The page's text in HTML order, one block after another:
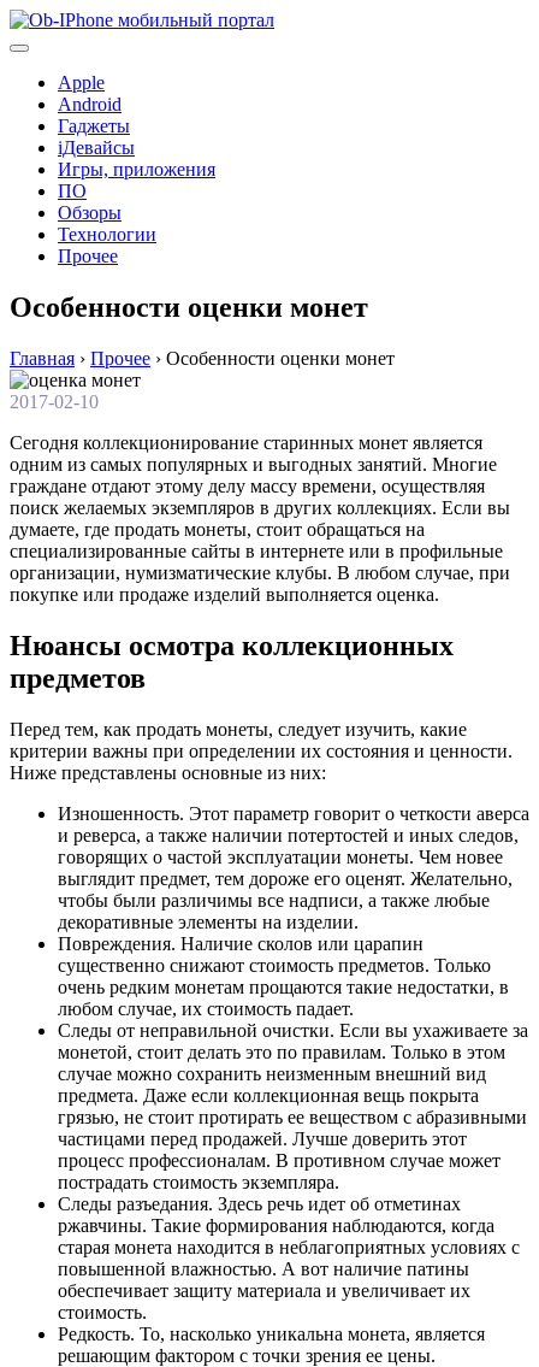
Перейти
к
Apple
Android
Гаджеты
iДевайсы
Игры, приложения
ПО
Обзоры
Технологии
Прочее
Особенности оценки монет
Главная › Прочее › Особенности оценки монет
2017-02-10
Сегодня коллекционирование старинных монет является
одним из самых популярных и выгодных занятий. Многие
граждане отдают этому делу массу времени, осуществляя
поиск желаемых экземпляров в других коллекциях. Если вы
думаете, где продать монеты, стоит обращаться на
специализированные сайты в интернете или в профильные
организации, нумизматические клубы. В любом случае, при
покупке или продаже изделий выполняется оценка.
Нюансы осмотра коллекционных
предметов
Перед тем, как продать монеты, следует изучить, какие
критерии важны при определении их состояния и ценности.
Ниже представлены основные из них:
Изношенность. Этот параметр говорит о четкости аверса
и реверса, а также наличии потертостей и иных следов,
говорящих о частой эксплуатации монеты. Чем новее
выглядит предмет, тем дороже его оценят. Желательно,
чтобы были различимы все надписи, а также любые
декоративные элементы на изделии.
Повреждения. Наличие сколов или царапин
существенно снижают стоимость предметов. Только
очень редким монетам прощаются такие недостатки, в
любом случае, их стоимость падает.
Следы от неправильной очистки. Если вы ухаживаете за
монетой, стоит делать это по правилам. Только в этом
случае можно сохранить неизменным внешний вид
предмета. Даже если коллекционная вещь покрыта
грязью, не стоит протирать ее веществом с абразивными
частицами перед продажей. Лучше доверить этот
процесс профессионалам. В противном случае может
пострадать стоимость экземпляра.
Следы разъедания. Здесь речь идет об отметинах
ржавчины. Такие формирования наблюдаются, когда
старая монета находится в неблагоприятных условиях с
повышенной влажностью. А вот наличие патины
обеспечивает защиту материала и увеличивает их
стоимость.
Редкость. То, насколько уникальна монета, является
решающим фактором с точки зрения ее цены.